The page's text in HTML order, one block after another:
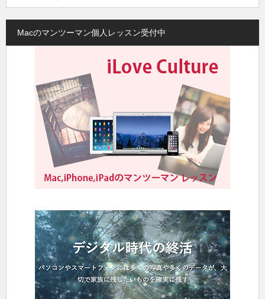
Macのマンツーマン個人レッスン受付中